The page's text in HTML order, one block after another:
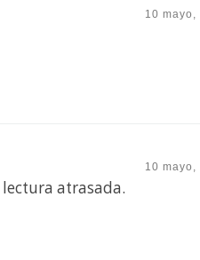
10 mayo,
10 mayo,
atrasada.